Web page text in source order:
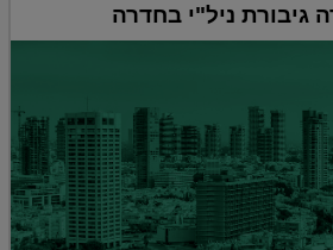
גיבורת ניל"י בחדרה